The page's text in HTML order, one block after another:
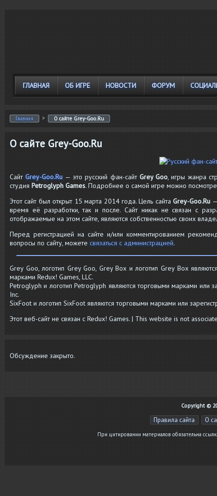
ГЛАВНАЯ ОБ ИГРЕ НОВОСТИ ФОРУМ
Главная > О сайте Grey-Goo.Ru
О сайте Grey-Goo.Ru
СайтGrey-Goo.Ru— это русский фан-сайт Grey Goo, игры жанра
студия Petroglyph Games. Подробнее о самой игре можно
Этот сайт был открыт 15 марта 2014 года. Цель сайтаGrey-Goo.Ru
время её разработки, так и после. Сайт никак не связан с
отображаемые на этом сайте, являются собственностью своих
Перед регистрацией на сайте и/или комментированием
вопросы по сайту, можете связаться с администрацией.
Grey Goo, логотип Grey Goo, Grey Box и логотип Grey Box
марками Redux! Games, LLC.
Petroglyph и логотип Petroglyph являются торговыми марками или
Inc.
SixFoot и логотип SixFoot являются торговыми марками или
Этот веб-сайт не связан с Redux! Games. | This website is not
Обсуждение закрыто.
Copyright ©
Правила сайта О
При цитировании материалов обязательна